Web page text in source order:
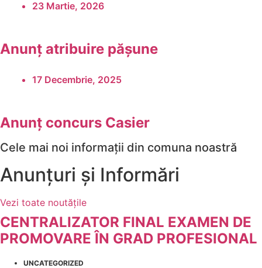
23 Martie, 2026
Anunț atribuire pășune
17 Decembrie, 2025
Anunț concurs Casier
Cele mai noi informații din comuna noastră
Anunțuri și Informări
Vezi toate noutățile
CENTRALIZATOR FINAL EXAMEN DE
PROMOVARE ÎN GRAD PROFESIONAL
UNCATEGORIZED